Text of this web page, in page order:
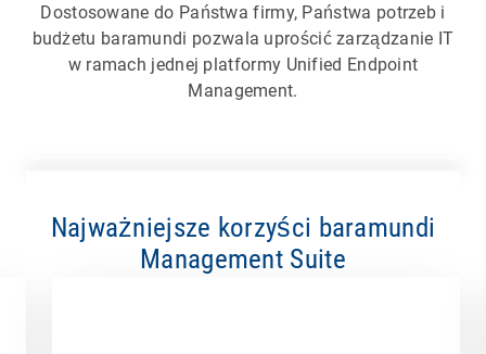
Dostosowane do Państwa firmy, Państwa potrzeb i
budżetu baramundi pozwala uprościć zarządzanie IT
w ramach jednej platformy Unified Endpoint
Management.
Najważniejsze korzyści baramundi
Management Suite